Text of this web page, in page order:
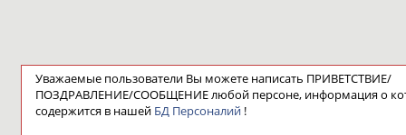
Уважаемые пользователи Вы можете написать ПРИВЕТСТВИЕ/
ПОЗДРАВЛЕНИЕ/СООБЩЕНИЕ любой персоне, информация о
содержится в нашей БД Персоналий !